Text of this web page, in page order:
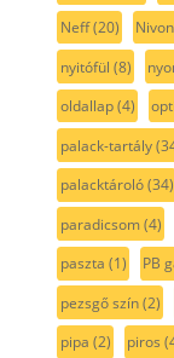
Neff(20)
nyitófül (8)
oldallap(4)
palack-tartály
palacktároló(34)
paradicsom(4)
paszta (1) PB
pezsgő szín(2)
pipa (2) piros